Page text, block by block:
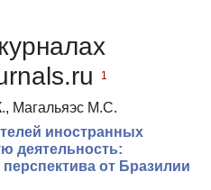
1
Магальяэс М.С.
иностранных
деятельность:
от Бразилии